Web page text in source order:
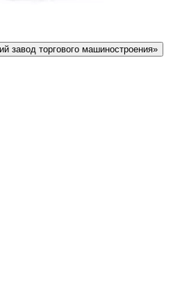
завод торгового машиностроения»